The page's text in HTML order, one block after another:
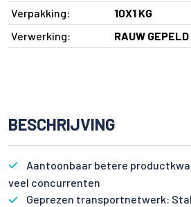
Verpakking:
10X1 KG
Verwerking:
RAUW
BESCHRIJVING
Aantoonbaar betere
veel concurrenten
Geprezen transportnetwerk: